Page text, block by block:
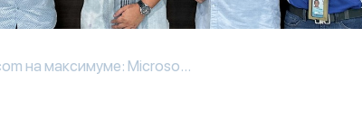
на максимуме: Microso...